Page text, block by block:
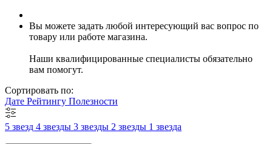
Вы можете задать любой интересующий вас вопрос по
товару или работе магазина.
Наши квалифицированные специалисты обязательно
вам помогут.
Сортировать по:
Дате Рейтингу Полезности
5 звезд 4 звезды 3 звезды 2 звезды 1 звезда